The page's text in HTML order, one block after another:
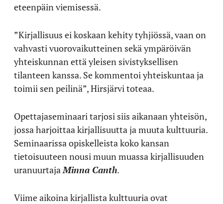
eteenpäin viemisessä.
”Kirjallisuus ei koskaan kehity tyhjiössä, vaan on
vahvasti vuorovaikutteinen sekä ympäröivän
yhteiskunnan että yleisen sivistyksellisen
tilanteen kanssa. Se kommentoi yhteiskuntaa ja
toimii sen peilinä”, Hirsjärvi toteaa.
Opettajaseminaari tarjosi siis aikanaan yhteisön,
jossa harjoittaa kirjallisuutta ja muuta kulttuuria.
Seminaarissa opiskelleista koko kansan
tietoisuuteen nousi muun muassa kirjallisuuden
uranuurtaja Minna Canth.
Viime aikoina kirjallista kulttuuria ovat